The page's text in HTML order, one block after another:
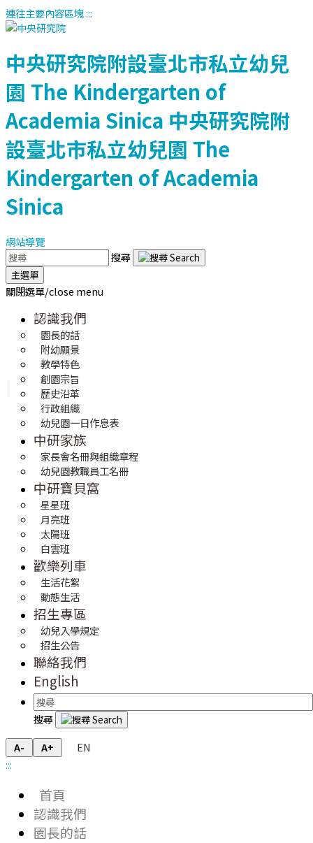
連往主要內容區塊:::
中央研究院附設臺北市私立幼兒
園 The Kindergarten of
Academia Sinica 中央研究院附
設臺北市私立幼兒園 The
Kindergarten of Academia
Sinica
網站導覽
搜尋
主選單
關閉選單/close menu
認識我們
園長的話
附幼願景
教學特色
創園宗旨
歷史沿革
行政組織
幼兒園一日作息表
中研家族
家長會名冊與組織章程
幼兒園教職員工名冊
中研寶貝窩
星星班
月亮班
太陽班
白雲班
歡樂列車
生活花絮
動態生活
招生專區
幼兒入學規定
招生公告
聯絡我們
English
搜尋
A- A+
EN
:::
首頁
認識我們
園長的話